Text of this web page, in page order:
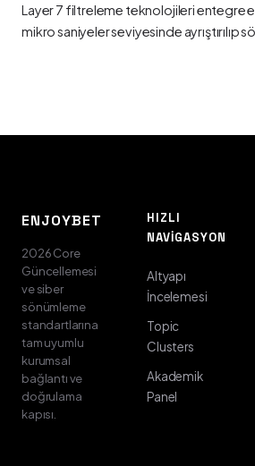
Layer 7 filtreleme teknolojileri entegre
mikro saniyeler seviyesinde ayrıştırılıp
ENJOYBET
2026 Core
Güncellemesi
ve siber
sönümleme
standartlarına
tam uyumlu
kurumsal
bağlantı ve
doğrulama
kapısı.
HIZLI
NAVIGASYON
Altyapı
İncelemesi
Topic
Clusters
Akademik
Panel